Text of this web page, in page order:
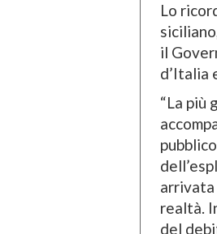
Lo
il
d’Italia
“La più
arrivata
realtà.
del